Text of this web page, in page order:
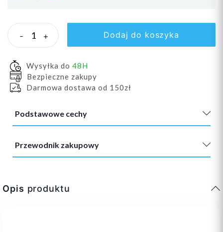
- + Dodaj do koszyka
Wysyłka do 48H
Bezpieczne zakupy
Darmowa dostawa od 150zł
Podstawowe cechy
Przewodnik zakupowy
Opis produktu